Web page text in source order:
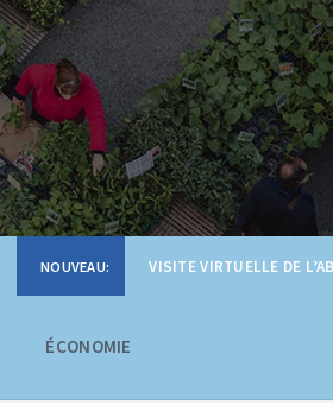
VISITE VIRTUELLE DE
ÉCONOMIE